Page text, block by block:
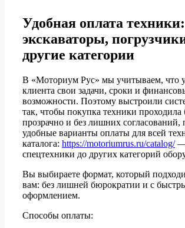
Удобная оплата техники:
экскаваторы,
другие категории
В «Моториум Рус» мы учитываем, что
клиента свои задачи, сроки и
возможности. Поэтому выстроили
так, чтобы покупка техники проходила
прозрачно и без лишних согласований,
удобные варианты оплаты для всей
каталога: https://motoriumrus.ru/catalog/—
спецтехники до других категорий
Вы выбираете формат, который
вам: без лишней бюрократии и с
оформлением.
Способы оплаты: